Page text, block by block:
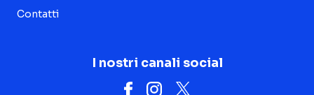
Contatti
I nostri canali social